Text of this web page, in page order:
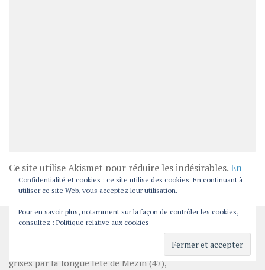
Ce site utilise Akismet pour réduire les indésirables.En
savoir plus sur la façon dont les données de vos
commentaires sont traitées
grisés par la longue fête de Mézin (47),
Confidentialité et cookies : ce site utilise des cookies. En continuant à
utiliser ce site Web, vous acceptez leur utilisation.
Pour en savoir plus, notamment sur la façon de contrôler les cookies,
consultez : Politique relative aux cookies